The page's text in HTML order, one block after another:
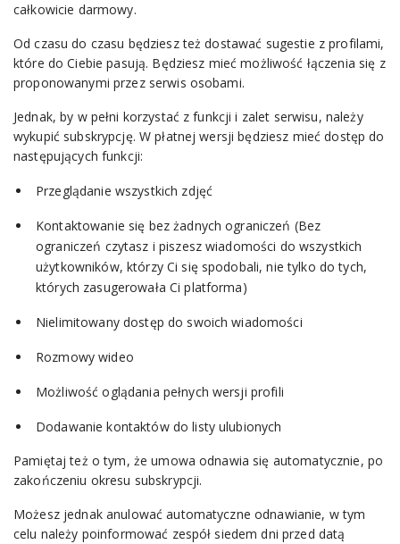
całkowicie darmowy.
Od czasu do czasu będziesz też dostawać sugestie z profilami,
które do Ciebie pasują. Będziesz mieć możliwość łączenia się z
proponowanymi przez serwis osobami.
Jednak, by w pełni korzystać z funkcji i zalet serwisu, należy
wykupić subskrypcję. W płatnej wersji będziesz mieć dostęp do
następujących funkcji:
Przeglądanie wszystkich zdjęć
Kontaktowanie się bez żadnych ograniczeń (Bez
ograniczeń czytasz i piszesz wiadomości do wszystkich
użytkowników, którzy Ci się spodobali, nie tylko do tych,
których zasugerowała Ci platforma)
Nielimitowany dostęp do swoich wiadomości
Rozmowy wideo
Możliwość oglądania pełnych wersji profili
Dodawanie kontaktów do listy ulubionych
Pamiętaj też o tym, że umowa odnawia się automatycznie, po
zakończeniu okresu subskrypcji.
Możesz jednak anulować automatyczne odnawianie, w tym
celu należy poinformować zespół siedem dni przed datą